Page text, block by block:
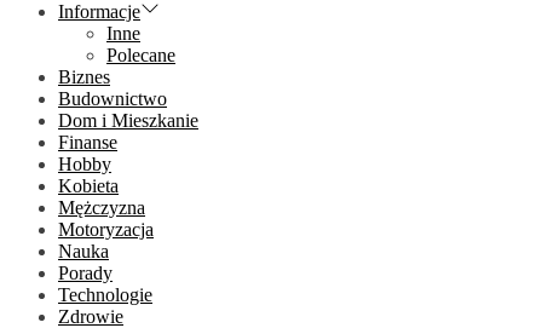
Informacje
Inne
Polecane
Biznes
Budownictwo
Dom i Mieszkanie
Finanse
Hobby
Kobieta
Mężczyzna
Motoryzacja
Nauka
Porady
Technologie
Zdrowie